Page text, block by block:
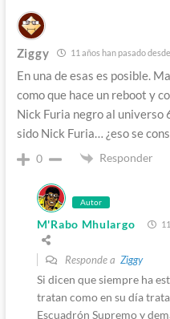
Ziggy 11 años han pasado
En una de esas es posible.
como que hace un reboot y
Nick Furia negro al universo
sido Nick Furia… ¿eso se
0 Responder
Autor
M'Rabo Mhulargo
Responde a Ziggy
Si dicen que siempre ha
tratan como en su día
Escuadrón Supremo y